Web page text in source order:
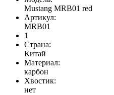
Mustang MRB01 red
Артикул:
MRB01
1
Страна:
Китай
Материал:
карбон
Хвостик:
нет